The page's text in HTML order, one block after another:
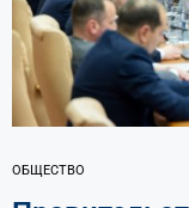
ОБЩЕСТВО